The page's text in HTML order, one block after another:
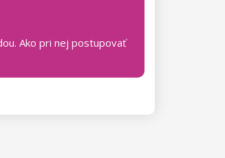
Ako pri nej postupovať